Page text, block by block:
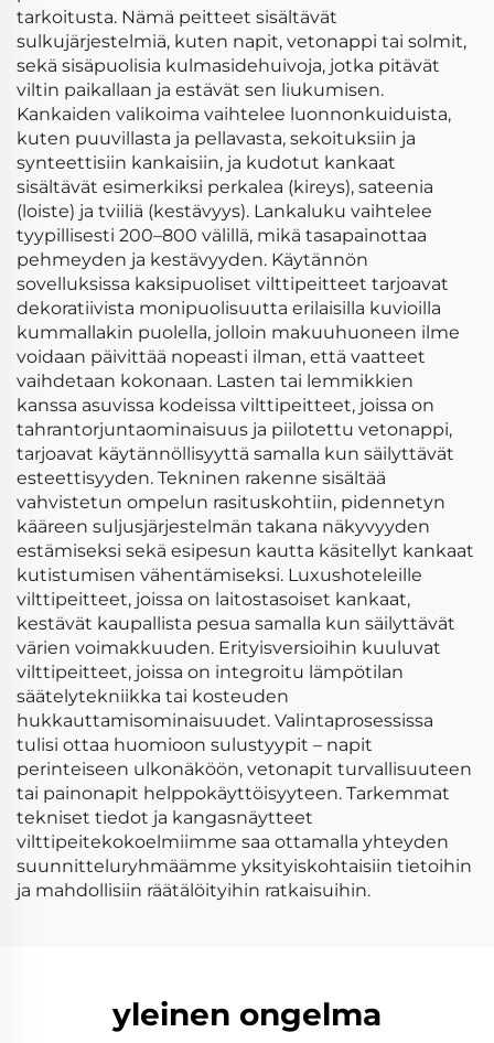
tarkoitusta. Nämä peitteet sisältävät
sulkujärjestelmiä, kuten napit, vetonappi tai solmit,
sekä sisäpuolisia kulmasidehuivoja, jotka pitävät
viltin paikallaan ja estävät sen liukumisen.
Kankaiden valikoima vaihtelee luonnonkuiduista,
kuten puuvillasta ja pellavasta, sekoituksiin ja
synteettisiin kankaisiin, ja kudotut kankaat
sisältävät esimerkiksi perkalea (kireys), sateenia
(loiste) ja tviiliä (kestävyys). Lankaluku vaihtelee
tyypillisesti 200–800 välillä, mikä tasapainottaa
pehmeyden ja kestävyyden. Käytännön
sovelluksissa kaksipuoliset vilttipeitteet tarjoavat
dekoratiivista monipuolisuutta erilaisilla kuvioilla
kummallakin puolella, jolloin makuuhuoneen ilme
voidaan päivittää nopeasti ilman, että vaatteet
vaihdetaan kokonaan. Lasten tai lemmikkien
kanssa asuvissa kodeissa vilttipeitteet, joissa on
tahrantorjuntaominaisuus ja piilotettu vetonappi,
tarjoavat käytännöllisyyttä samalla kun säilyttävät
esteettisyyden. Tekninen rakenne sisältää
vahvistetun ompelun rasituskohtiin, pidennetyn
kääreen suljusjärjestelmän takana näkyvyyden
estämiseksi sekä esipesun kautta käsitellyt kankaat
kutistumisen vähentämiseksi. Luxushoteleille
vilttipeitteet, joissa on laitostasoiset kankaat,
kestävät kaupallista pesua samalla kun säilyttävät
värien voimakkuuden. Erityisversioihin kuuluvat
vilttipeitteet, joissa on integroitu lämpötilan
säätelytekniikka tai kosteuden
hukkauttamisominaisuudet. Valintaprosessissa
tulisi ottaa huomioon sulustyypit – napit
perinteiseen ulkonäköön, vetonapit turvallisuuteen
tai painonapit helppokäyttöisyyteen. Tarkemmat
tekniset tiedot ja kangasnäytteet
vilttipeitekokoelmiimme saa ottamalla yhteyden
suunnitteluryhmäämme yksityiskohtaisiin tietoihin
ja mahdollisiin räätälöityihin ratkaisuihin.
yleinen ongelma